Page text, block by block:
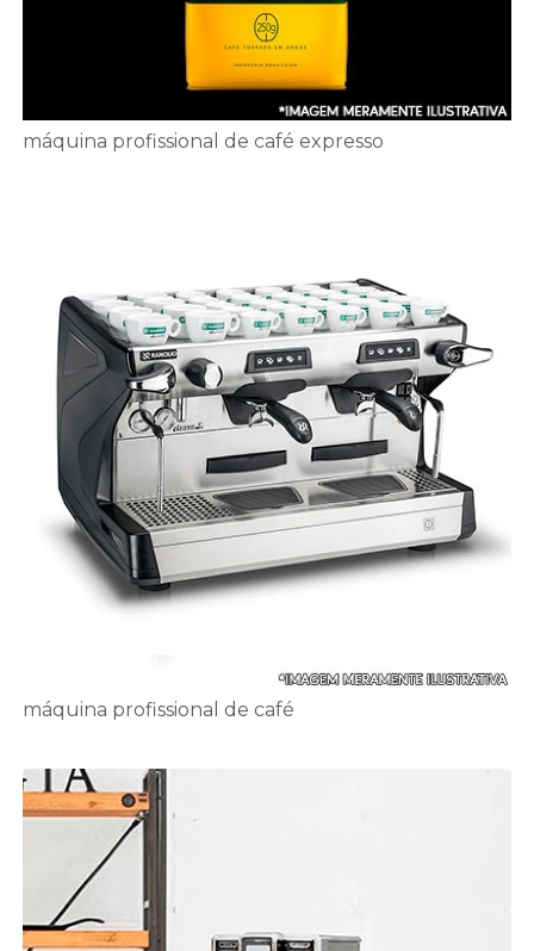
máquina profissional de café expresso
máquina profissional de café